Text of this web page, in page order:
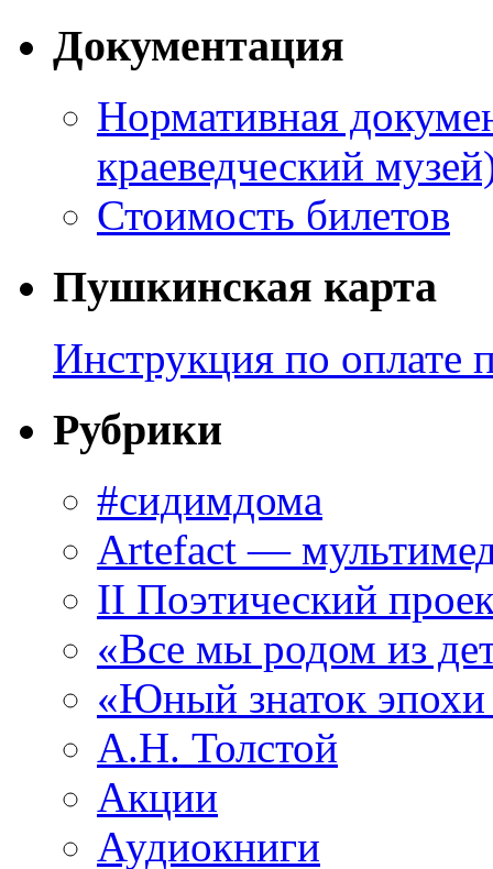
Документация
Нормативная
краеведческий
Стоимость билетов
Пушкинская карта
Инструкция по оплате
Рубрики
#сидимдома
Artefact —
II Поэтический
«Все мы родом из
«Юный знаток
А.Н. Толстой
Акции
Аудиокниги